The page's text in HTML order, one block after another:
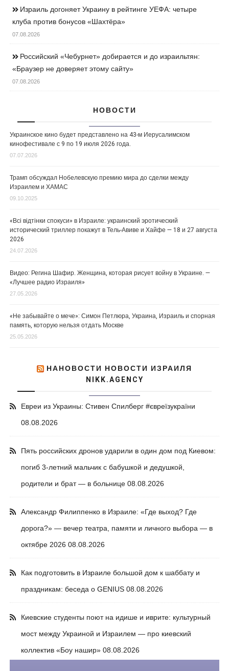
Израиль догоняет Украину в рейтинге УЕФА: четыре
клуба против бонусов «Шахтёра»
07.08.2026
Российский «Чебурнет» добирается и до израильтян:
«Браузер не доверяет этому сайту»
07.08.2026
НОВОСТИ
Украинское кино будет представлено на 43-м Иерусалимском
кинофестивале с 9 по 19 июля 2026 года.
07.07.2026
Трамп обсуждал Нобелевскую премию мира до сделки между
Израилем и ХАМАС
09.10.2025
«Всі відтінки спокуси» в Израиле: украинский эротический
исторический триллер покажут в Тель-Авиве и Хайфе — 18 и 27 августа
2026
24.07.2026
Видео: Регина Шафир. Женщина, которая рисует войну в Украине. —
«Лучшее радио Израиля»
27.05.2026
«Не забывайте о мече»: Симон Петлюра, Украина, Израиль и спорная
память, которую нельзя отдать Москве
25.05.2026
НАНОВОСТИ НОВОСТИ ИЗРАИЛЯ
NIKK.AGENCY
Евреи из Украины: Стивен Спилберг #євреїзукраїни
08.08.2026
Пять российских дронов ударили в один дом под Киевом:
погиб 3-летний мальчик с бабушкой и дедушкой,
родители и брат — в больнице 08.08.2026
Александр Филиппенко в Израиле: «Где выход? Где
дорога?» — вечер театра, памяти и личного выбора — в
октябре 2026 08.08.2026
Как подготовить в Израиле большой дом к шаббату и
праздникам: беседа о GENIUS 08.08.2026
Киевские студенты поют на идише и иврите: культурный
мост между Украиной и Израилем — про киевский
коллектив «Боу нашир» 08.08.2026